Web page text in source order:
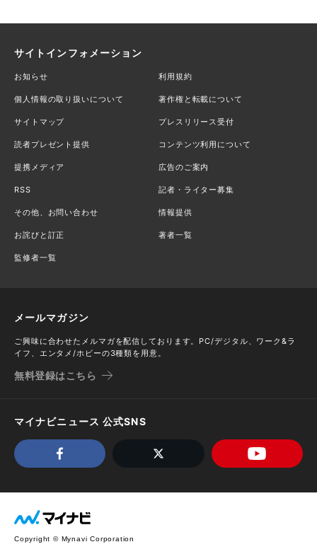
サイトインフォメーション
お知らせ 利用規約
個人情報の取り扱いについて 著作権と転載について
サイトマップ プレスリリース受付
読者プレゼント提供 コンテンツ利用について
提携メディア 広告のご案内
RSS 記者・ライター募集
その他、お問い合わせ 情報提供
お詫びと訂正 著者一覧
監修者一覧
メールマガジン
ご興味に合わせたメルマガを配信しております。PC/デジタル、ワーク&ラ
イフ、エンタメ/ホビーの3種類を用意。
無料登録はこちら
マイナビニュース 公式SNS
Copyright © Mynavi Corporation